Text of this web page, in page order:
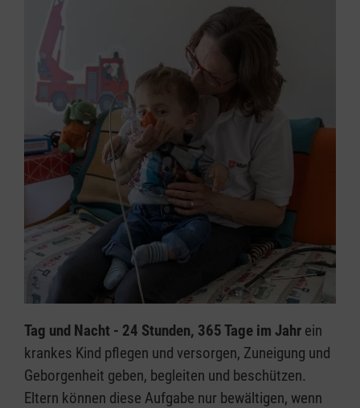
Tag und Nacht - 24 Stunden, 365 Tage im Jahr ein
krankes Kind pflegen und versorgen, Zuneigung und
Geborgenheit geben, begleiten und beschützen.
Eltern können diese Aufgabe nur bewältigen, wenn